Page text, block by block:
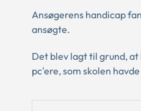
Ansøgerens handicap
ansøgte.
Det blev lagt til grund,
pc'ere, som skolen